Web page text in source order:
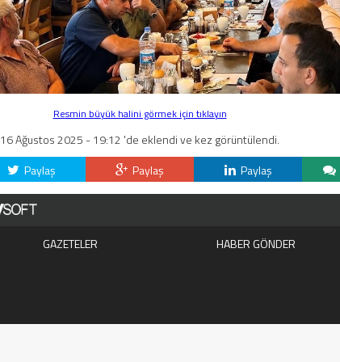
Resmin büyük halini görmek için tıklayın
16 Ağustos 2025 - 19:12 'de eklendi ve kez görüntülendi.
Paylaş Paylaş Paylaş
GAZETELER HABER GÖNDER